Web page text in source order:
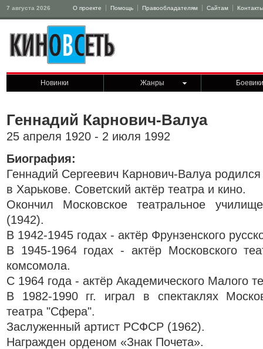
7 августа 2026 О проекте Помощь Правообладателям Сайтам Контакты
Новинки Жанры Боевики
Геннадий Карнович-Валуа
25 апреля 1920 - 2 июля 1992
Биография:
Геннадий Сергеевич Карнович-Валуа родился
в Харькове. Советский актёр театра и кино.
Окончил Московское театральное
(1942).
В 1942-1945 годах - актёр Фрунзенского
В 1945-1964 годах - актёр Московского
комсомола.
С 1964 года - актёр Академического Малого
В 1982-1990 гг. играл в спектаклях
театра "Сфера".
Заслуженный артист РСФСР (1962).
Награжден орденом «Знак Почета».